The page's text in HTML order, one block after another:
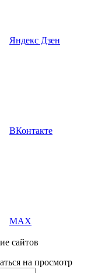
Яндекс Дзен
ВКонтакте
MAX
сайтов
на просмотр